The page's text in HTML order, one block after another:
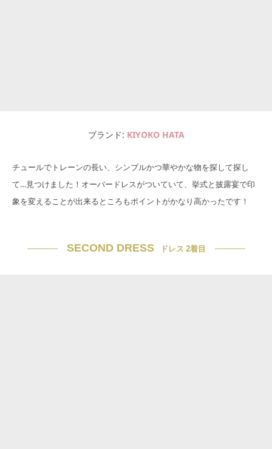
ブランド KIYOKO HATA
チュールでトレーンの長い、シンプルかつ華やかな物を探して探し
て…見つけました！オーバードレスがついていて、挙式と披露宴で印
象を変えることが出来るところもポイントがかなり高かったです！
SECOND DRESS ドレス 2着目